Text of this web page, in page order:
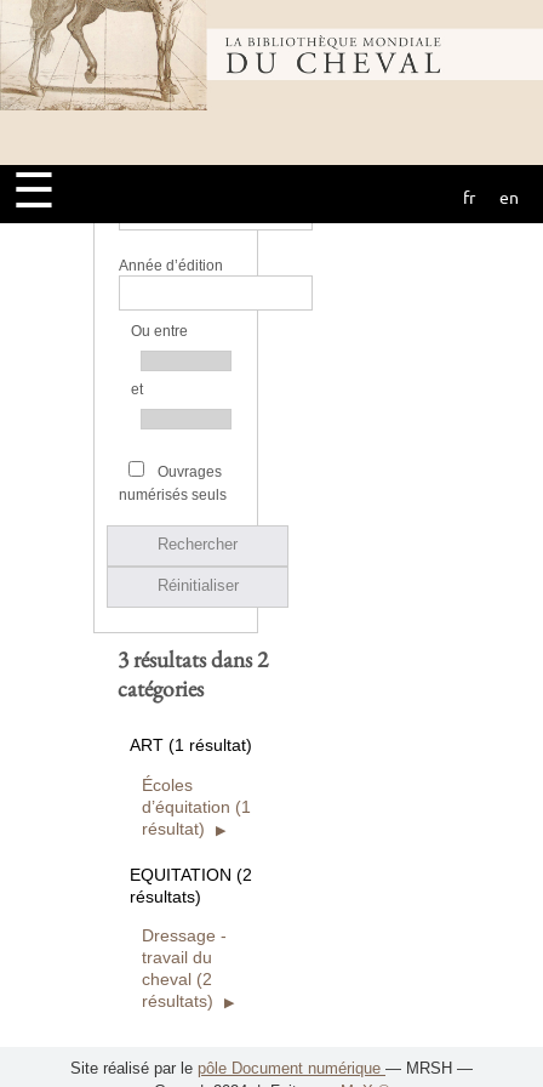
Bibliothèque
mondiale du
cheval
☰ fr en
Langue
Bibliothèque
Année d’édition
Ou entre
et
Ouvrages
numérisés seuls
Rechercher
Réinitialiser
3 résultats dans 2
catégories
ART (1 résultat)
Écoles
d’équitation (1
résultat)
EQUITATION (2
résultats)
Dressage -
travail du
cheval (2
résultats)
Reproduire cette recherche :
Site réalisé par le pôle Document numérique — MRSH —